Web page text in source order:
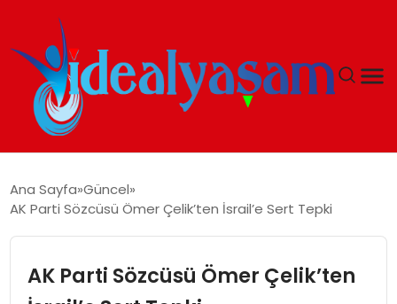
EKONOMI
Ana Sayfa Güncel
AK Parti Sözcüsü Ömer Çelik’ten İsrail’e Sert Tepki
AK Parti Sözcüsü Ömer Çelik’ten